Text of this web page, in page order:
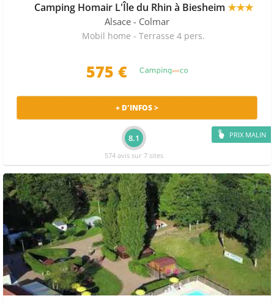
Camping Homair L'Île du Rhin à Biesheim ★★★
Alsace - Colmar
Mobil home - Terrasse 4 pers.
575 €
PRIX MALIN
+ D'INFOS >
8.1
574 avis sur 7 sites